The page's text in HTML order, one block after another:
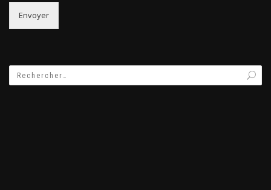
Envoyer